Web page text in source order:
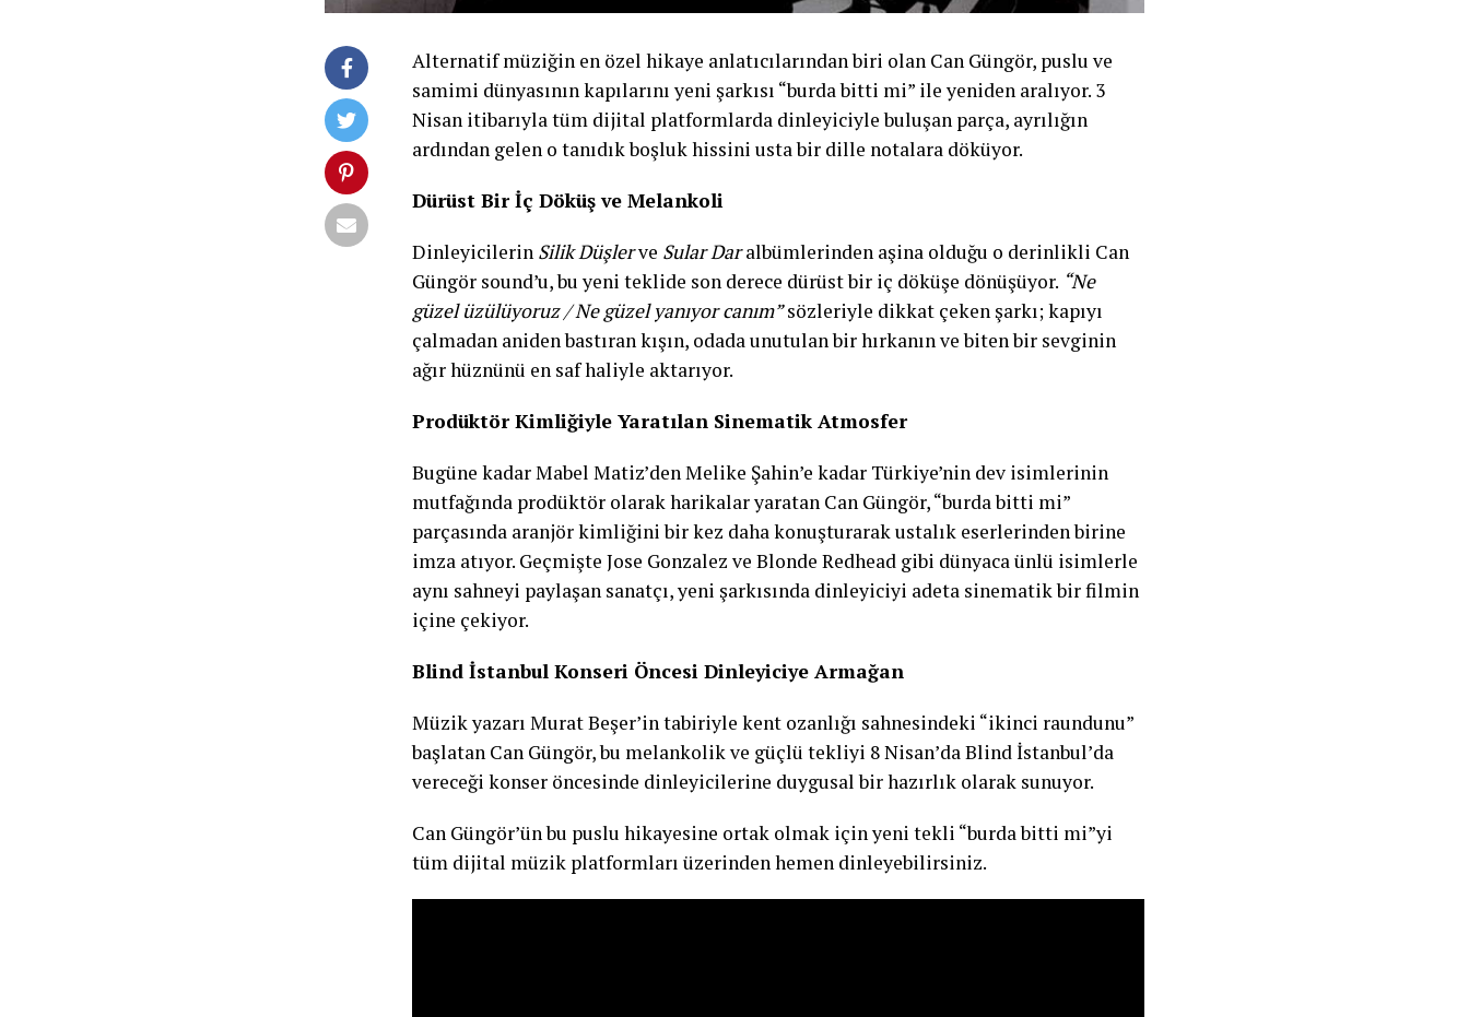
Alternatif müziğin en özel hikaye anlatıcılarından biri olan Can Güngör, puslu ve
samimi dünyasının kapılarını yeni şarkısı “burda bitti mi” ile yeniden aralıyor. 3
Nisan itibarıyla tüm dijital platformlarda dinleyiciyle buluşan parça, ayrılığın
ardından gelen o tanıdık boşluk hissini usta bir dille notalara döküyor.
Dürüst Bir İç Döküş ve Melankoli
Dinleyicilerin Silik Düşlerve Sular Daralbümlerinden aşina olduğu o derinlikli Can
Güngör sound’u, bu yeni teklide son derece dürüst bir iç döküşe dönüşüyor. “Ne
güzel üzülüyoruz / Ne güzel yanıyor canım”sözleriyle dikkat çeken şarkı; kapıyı
çalmadan aniden bastıran kışın, odada unutulan bir hırkanın ve biten bir sevginin
ağır hüznünü en saf haliyle aktarıyor.
Prodüktör Kimliğiyle Yaratılan Sinematik Atmosfer
Bugüne kadar Mabel Matiz’den Melike Şahin’e kadar Türkiye’nin dev isimlerinin
mutfağında prodüktör olarak harikalar yaratan Can Güngör, “burda bitti mi”
parçasında aranjör kimliğini bir kez daha konuşturarak ustalık eserlerinden birine
imza atıyor. Geçmişte Jose Gonzalez ve Blonde Redhead gibi dünyaca ünlü isimlerle
aynı sahneyi paylaşan sanatçı, yeni şarkısında dinleyiciyi adeta sinematik bir filmin
içine çekiyor.
Blind İstanbul Konseri Öncesi Dinleyiciye Armağan
Müzik yazarı Murat Beşer’in tabiriyle kent ozanlığı sahnesindeki “ikinci raundunu”
başlatan Can Güngör, bu melankolik ve güçlü tekliyi 8 Nisan’da Blind İstanbul’da
vereceği konser öncesinde dinleyicilerine duygusal bir hazırlık olarak sunuyor.
Can Güngör’ün bu puslu hikayesine ortak olmak için yeni tekli “burda bitti mi”yi
tüm dijital müzik platformları üzerinden hemen dinleyebilirsiniz.